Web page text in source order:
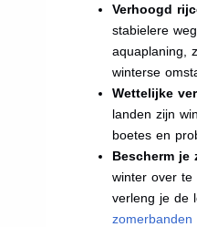
Verhoogd
stabielere
aquaplaning,
winterse
Wettelijke
landen zijn
boetes en
Bescherm je
winter over te
verleng je de
zomerbanden